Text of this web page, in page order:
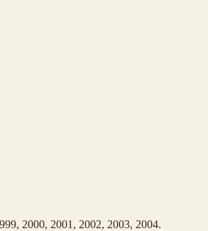
2000, 2001, 2002, 2003, 2004.